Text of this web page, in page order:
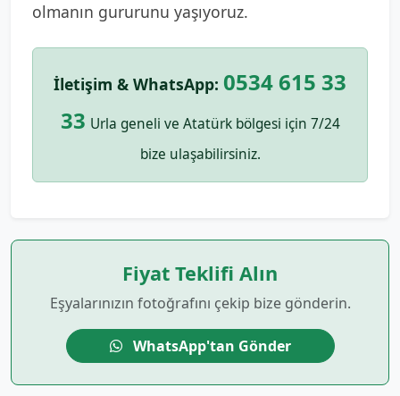
olmanın gururunu yaşıyoruz.
İletişim & WhatsApp: 0534 615 33
33 Urla geneli ve Atatürk bölgesi için 7/24
bize ulaşabilirsiniz.
Fiyat Teklifi Alın
Eşyalarınızın fotoğrafını çekip bize gönderin.
WhatsApp'tan Gönder